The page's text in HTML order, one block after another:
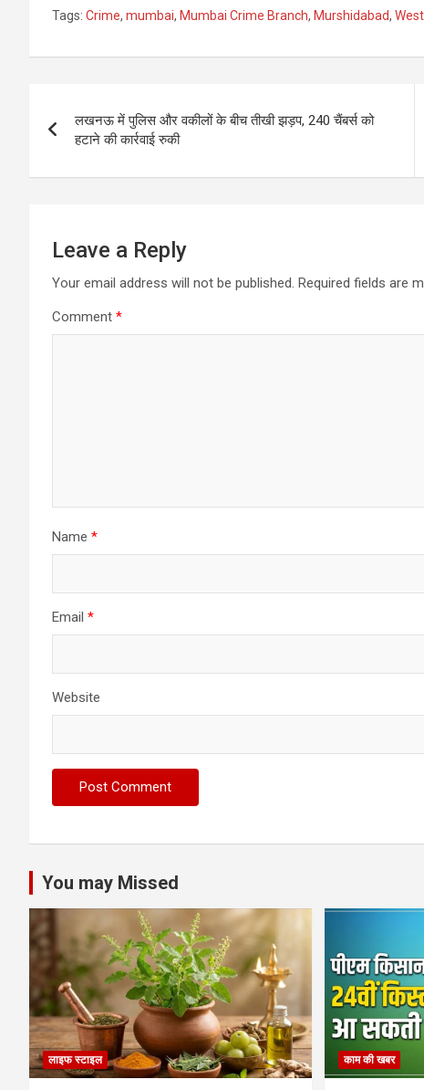
Tags: Crime, mumbai, Mumbai Crime Branch, Murshidabad,
navigation
लखनऊ में पुलिस और वकीलों के बीच तीखी झड़प, 240 चैंबर्स को
हटाने की कार्रवाई रुकी
Leave a Reply
Your email address will not be published. Required fields are
Comment *
Name *
Email *
Website
You may Missed
लाइफ स्टाइल काम की खबर